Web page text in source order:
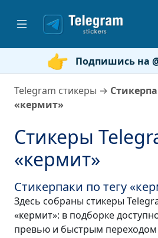
Подпишись на
Telegram стикеры →
«кермит»
Стикеры
«кермит»
Стикерпаки по тегу
Здесь собраны стикеры
«кермит»: в подборке
превью и быстрым переходом